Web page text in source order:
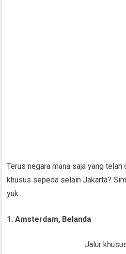
Terus negara mana saja yang telah
khusus sepeda selain Jakarta?
yuk.
1. Amsterdam, Belanda
Jalur